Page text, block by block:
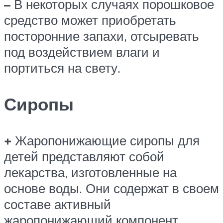
– В некоторых случаях порошковое
средство может приобретать
посторонние запахи, отсыревать
под воздействием влаги и
портиться на свету.
Сиропы
+ Жаропонижающие сиропы для
детей представляют собой
лекарства, изготовленные на
основе воды. Они содержат в своем
составе активный